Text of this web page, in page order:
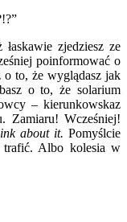
zjedziesz ze
poinformować o
to, że wyglądasz jak
o to, że solarium
– kierunkowskaz
Zamiaru! Wcześniej!
about it. Pomyślcie
trafić. Albo kolesia w